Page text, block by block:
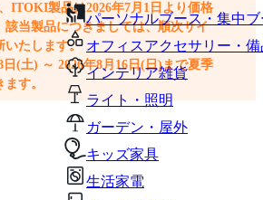
パーソナルブース・集中
オフィスアクセサリー・備
インテリア雑貨
ライト・照明
ガーデン・屋外
キッズ家具
生活家電
ITOKI製品は2026年7月1日より価格
該当製品につきましては、順次サイ
いたします。
(土) ～ 2026年8月16日(日)まで夏季
す。